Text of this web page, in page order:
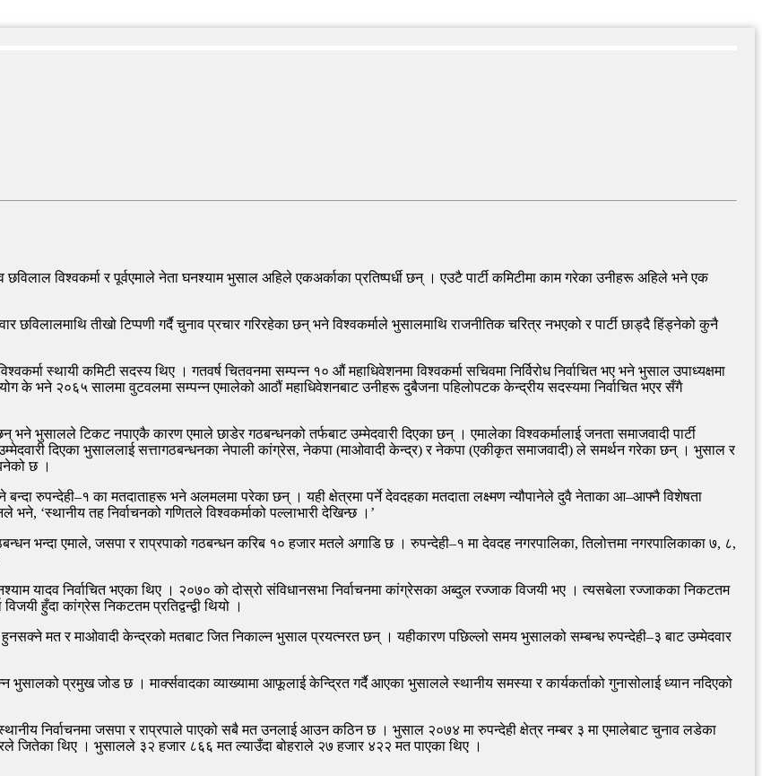
विश्वकर्मा र पूर्वएमाले नेता घनश्याम भुसाल अहिले एकअर्काका प्रतिष्पर्धी छन् । एउटै पार्टी कमिटीमा काम गरेका उनीहरू अहिले भने एक
छविलालमाथि तीखो टिप्पणी गर्दै चुनाव प्रचार गरिरहेका छन् भने विश्वकर्माले भुसालमाथि राजनीतिक चरित्र नभएको र पार्टी छाड्दै हिंड्नेको कुनै
स्थायी कमिटी सदस्य थिए । गतवर्ष चितवनमा सम्पन्न १० औं महाधिवेशनमा विश्वकर्मा सचिवमा निर्विरोध निर्वाचित भए भने भुसाल उपाध्यक्षमा
के भने २०६५ सालमा वुटवलमा सम्पन्न एमालेको आठौं महाधिवेशनबाट उनीहरू दुबैजना पहिलोपटक केन्द्रीय सदस्यमा निर्वाचित भएर सँगै
भने भुसालले टिकट नपाएकै कारण एमाले छाडेर गठबन्धनको तर्फबाट उम्मेदवारी दिएका छन् । एमालेका विश्वकर्मालाई जनता समाजवादी पार्टी
उम्मेदवारी दिएका भुसाललाई सत्तागठबन्धनका नेपाली कांग्रेस, नेकपा (माओवादी केन्द्र) र नेकपा (एकीकृत समाजवादी) ले समर्थन गरेका छन् । भुसाल र
छ ।
बन्दा रुपन्देही–१ का मतदाताहरू भने अलमलमा परेका छन् । यही क्षेत्रमा पर्ने देवदहका मतदाता लक्ष्मण न्यौपानेले दुवै नेताका आ–आफ्नै विशेषता
‘स्थानीय तह निर्वाचनको गणितले विश्वकर्माको पल्लाभारी देखिन्छ ।’
भन्दा एमाले, जसपा र राप्रपाको गठबन्धन करिब १० हजार मतले अगाडि छ । रुपन्देही–१ मा देवदह नगरपालिका, तिलोत्तमा नगरपालिकाका ७, ८,
यादव निर्वाचित भएका थिए । २०७० को दोस्रो संविधानसभा निर्वाचनमा कांग्रेसका अब्दुल रज्जाक विजयी भए । त्यसबेला रज्जाकका निकटतम
हुँदा कांग्रेस निकटतम प्रतिद्वन्द्वी थियो ।
मत र माओवादी केन्द्रको मतबाट जित निकाल्न भुसाल प्रयत्नरत छन् । यहीकारण पछिल्लो समय भुसालको सम्बन्ध रुपन्देही–३ बाट उम्मेदवार
प्रमुख जोड छ । मार्क्सवादका व्याख्यामा आफूलाई केन्द्रित गर्दै आएका भुसालले स्थानीय समस्या र कार्यकर्ताको गुनासोलाई ध्यान नदिएको
स्थानीय निर्वाचनमा जसपा र राप्रपाले पाएको सबै मत उनलाई आउन कठिन छ । भुसाल २०७४ मा रुपन्देही क्षेत्र नम्बर ३ मा एमालेबाट चुनाव लडेका
जितेका थिए । भुसालले ३२ हजार ८६६ मत ल्याउँदा बोहराले २७ हजार ४२२ मत पाएका थिए ।